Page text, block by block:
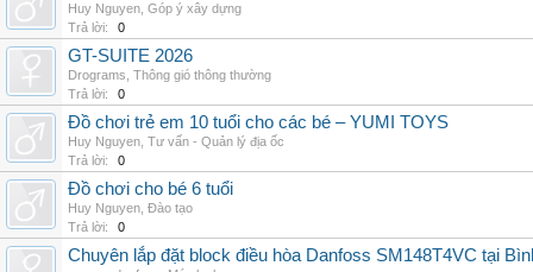
Huy Nguyen Góp ý xây dựng
Trả lời:
0
GT-SUITE 2026
Drograms Thông gió thông thường
Trả lời:
0
Đồ chơi trẻ em 10 tuổi cho các bé – YUMI TOYS
Huy Nguyen Tư vấn - Quản lý địa ốc
Trả lời:
0
Đồ chơi cho bé 6 tuổi
Huy Nguyen Đào tạo
Trả lời:
0
Chuyên lắp đặt block điều hòa Danfoss SM148T4VC tại